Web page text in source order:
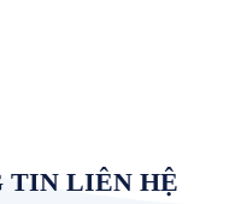
TIN LIÊN HỆ